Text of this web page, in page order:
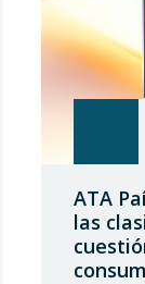
ATA
las